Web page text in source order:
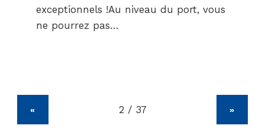
exceptionnels !Au niveau du port, vous
ne pourrez pas…
« »